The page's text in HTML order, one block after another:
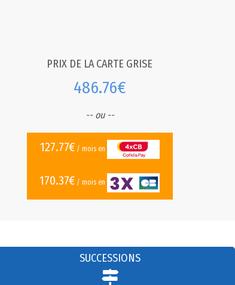
PRIX DE LA CARTE GRISE
486.76€
-- ou --
127.77€/ mois en
170.37€ / mois en
SUCCESSIONS